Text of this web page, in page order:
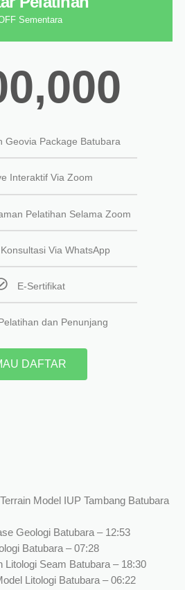
Sementara
Geovia Package Batubara
Interaktif Via Zoom
Pelatihan Selama Zoom
Via WhatsApp
E-Sertifikat
dan Penunjang
DAFTAR​
Model IUP Tambang Batubara
Geologi Batubara – 12:53
Batubara – 07:28
Litologi Seam Batubara – 18:30
Litologi Batubara – 06:22